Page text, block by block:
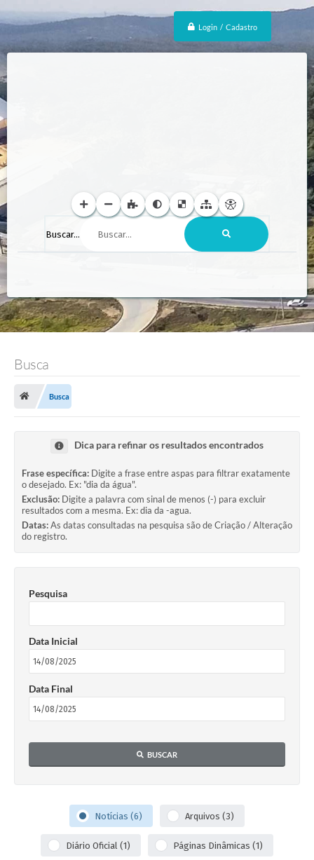
Login / Cadastro
Buscar...
Busca
Busca
Dica para refinar os resultados encontrados
Frase específica: Digite a frase entre aspas para filtrar exatamente
o desejado. Ex: "dia da água".
Exclusão: Digite a palavra com sinal de menos (-) para excluir
resultados com a mesma. Ex: dia da -agua.
Datas:As datas consultadas na pesquisa são de Criação / Alteração
do registro.
Pesquisa
Data Inicial
Data Final
BUSCAR
Notícias (6) Arquivos (3)
Diário Oficial (1) Páginas Dinâmicas (1)